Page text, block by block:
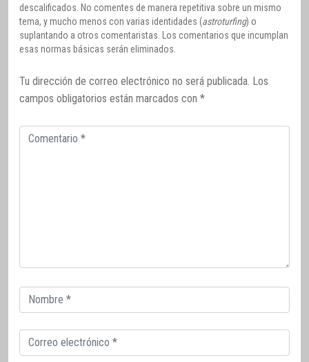
descalificados. No comentes de manera repetitiva sobre un mismo
tema, y mucho menos con varias identidades (astroturfing) o
suplantando a otros comentaristas. Los comentarios que incumplan
esas normas básicas serán eliminados.
Tu dirección de correo electrónico no será publicada. Los
campos obligatorios están marcados con *
Comentario
Correo
electrónico
Correo
electrónico